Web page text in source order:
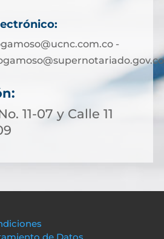
-
11-07 y Calle 11